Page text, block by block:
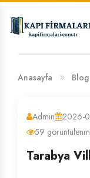
BANKA HESAP
Anasayfa Blog
Admin 2026-
59
Tarabya